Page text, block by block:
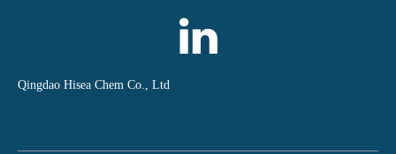
Qingdao Hisea Chem Co., Ltd